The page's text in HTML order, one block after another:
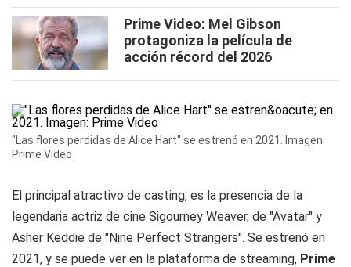
Prime Video: Mel Gibson
protagoniza la película de
acción récord del 2026
"Las flores perdidas de Alice Hart" se estrenó en 2021. Imagen:
Prime Video
El principal atractivo de casting, es la presencia de la
legendaria actriz de cine Sigourney Weaver, de "Avatar" y
Asher Keddie de "Nine Perfect Strangers". Se estrenó en
2021, y se puede ver en la plataforma de streaming, Prime